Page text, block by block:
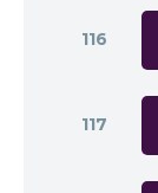
116
117